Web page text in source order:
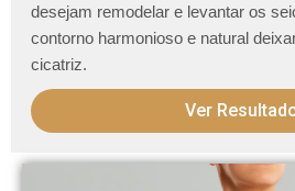
desejam remodelar e levantar os
contorno harmonioso e natural
cicatriz.
Ver